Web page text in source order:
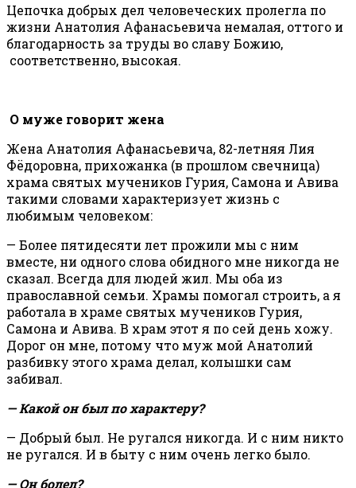
Цепочка добрых дел человеческих пролегла по
жизни Анатолия Афанасьевича немалая, оттого и
благодарность за труды во славу Божию,
соответственно, высокая.
О муже говорит жена
Жена Анатолия Афанасьевича, 82-летняя Лия
Фёдоровна, прихожанка (в прошлом свечница)
храма святых мучеников Гурия, Самона и Авива
такими словами характеризует жизнь с
любимым человеком:
— Более пятидесяти лет прожили мы с ним
вместе, ни одного слова обидного мне никогда не
сказал. Всегда для людей жил. Мы оба из
православной семьи. Храмы помогал строить, а я
работала в храме святых мучеников Гурия,
Самона и Авива. В храм этот я по сей день хожу.
Дорог он мне, потому что муж мой Анатолий
разбивку этого храма делал, колышки сам
забивал.
— Какой он был по характеру?
— Добрый был. Не ругался никогда. И с ним никто
не ругался. И в быту с ним очень легко было.
— Он болел?